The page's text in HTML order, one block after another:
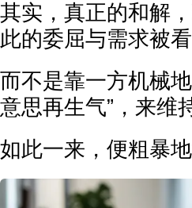
其实，真正的和解
此的委屈与需求被
而不是靠一方机械
意思再生气”，来维
如此一来，便粗暴